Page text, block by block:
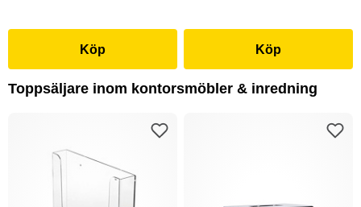
Köp Köp
Toppsäljare inom kontorsmöbler & inredning